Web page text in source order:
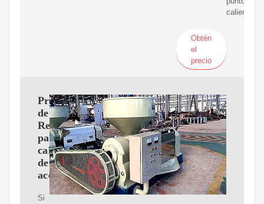
calientes.
Obtén
el
precio
Proveedores
de
Refacciones
para
calentadores
de
aceite
Si